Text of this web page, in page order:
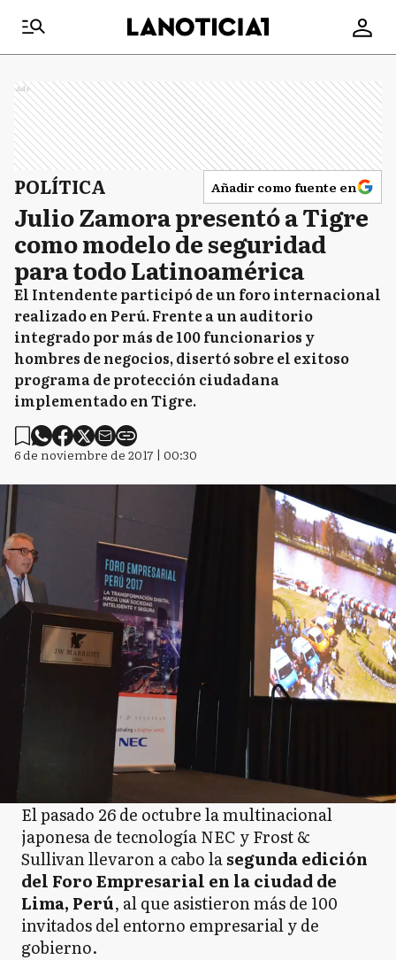
Ads
POLÍTICA Añadir como fuente en
Julio Zamora presentó a Tigre
como modelo de seguridad
para todo Latinoamérica
El Intendente participó de un foro internacional
realizado en Perú. Frente a un auditorio
integrado por más de 100 funcionarios y
hombres de negocios, disertó sobre el exitoso
programa de protección ciudadana
implementado en Tigre.
6 de noviembre de 2017 | 00:30
El pasado 26 de octubre la multinacional
japonesa de tecnología NEC y Frost &
Sullivan llevaron a cabo lasegunda edición
del Foro Empresarial en la ciudad de
Lima, Perú, al que asistieron más de 100
invitados del entorno empresarial y de
gobierno.